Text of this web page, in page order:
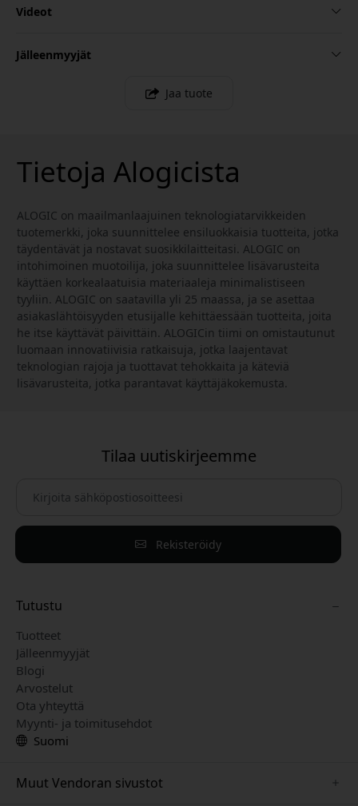
Videot
Jälleenmyyjät
Jaa tuote
Tietoja Alogicista
ALOGIC on maailmanlaajuinen teknologiatarvikkeiden
tuotemerkki, joka suunnittelee ensiluokkaisia tuotteita, jotka
täydentävät ja nostavat suosikkilaitteitasi. ALOGIC on
intohimoinen muotoilija, joka suunnittelee lisävarusteita
käyttäen korkealaatuisia materiaaleja minimalistiseen
tyyliin. ALOGIC on saatavilla yli 25 maassa, ja se asettaa
asiakaslähtöisyyden etusijalle kehittäessään tuotteita, joita
he itse käyttävät päivittäin. ALOGICin tiimi on omistautunut
luomaan innovatiivisia ratkaisuja, jotka laajentavat
teknologian rajoja ja tuottavat tehokkaita ja käteviä
lisävarusteita, jotka parantavat käyttäjäkokemusta.
Tilaa uutiskirjeemme
Rekisteröidy
Tutustu
Tuotteet
Jälleenmyyjät
Blogi
Arvostelut
Ota yhteyttä
Myynti- ja toimitusehdot
Suomi
Muut Vendoran sivustot